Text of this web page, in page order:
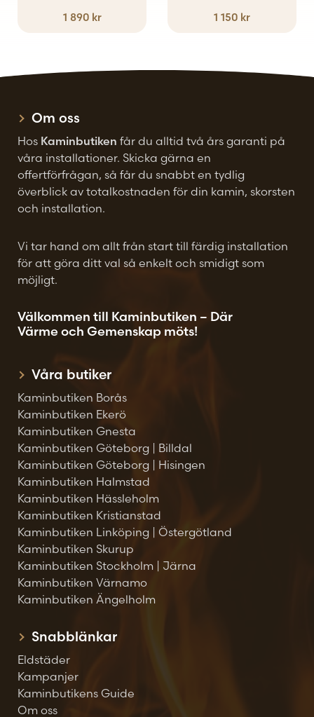
1 890 kr 1 150 kr
Om oss
Hos Kaminbutiken får du alltid två års garanti på
våra installationer. Skicka gärna en
offertförfrågan, så får du snabbt en tydlig
överblick av totalkostnaden för din kamin, skorsten
och installation.
Vi tar hand om allt från start till färdig installation
för att göra ditt val så enkelt och smidigt som
möjligt.
Välkommen till Kaminbutiken – Där
Värme och Gemenskap möts!
Våra butiker
Kaminbutiken Borås
Kaminbutiken Ekerö
Kaminbutiken Gnesta
Kaminbutiken Göteborg | Billdal
Kaminbutiken Göteborg | Hisingen
Kaminbutiken Halmstad
Kaminbutiken Hässleholm
Kaminbutiken Kristianstad
Kaminbutiken Linköping | Östergötland
Kaminbutiken Skurup
Kaminbutiken Stockholm | Järna
Kaminbutiken Värnamo
Kaminbutiken Ängelholm
Snabblänkar
Eldstäder
Kampanjer
Kaminbutikens Guide
Om oss